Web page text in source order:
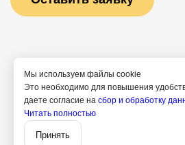
Мы используем файлы cookie
Это необходимо для повышения
даете согласие на сбор и обработку
Читать полностью
Принять